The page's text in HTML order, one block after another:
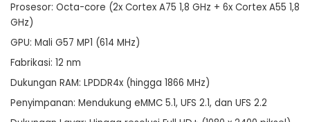
Prosesor: Octa-core (2x Cortex A75 1,8 GHz + 6x Cortex A55 1,8
GHz)
GPU: Mali G57 MP1 (614 MHz)
Fabrikasi: 12 nm
Dukungan RAM: LPDDR4x (hingga 1866 MHz)
Penyimpanan: Mendukung eMMC 5.1, UFS 2.1, dan UFS 2.2